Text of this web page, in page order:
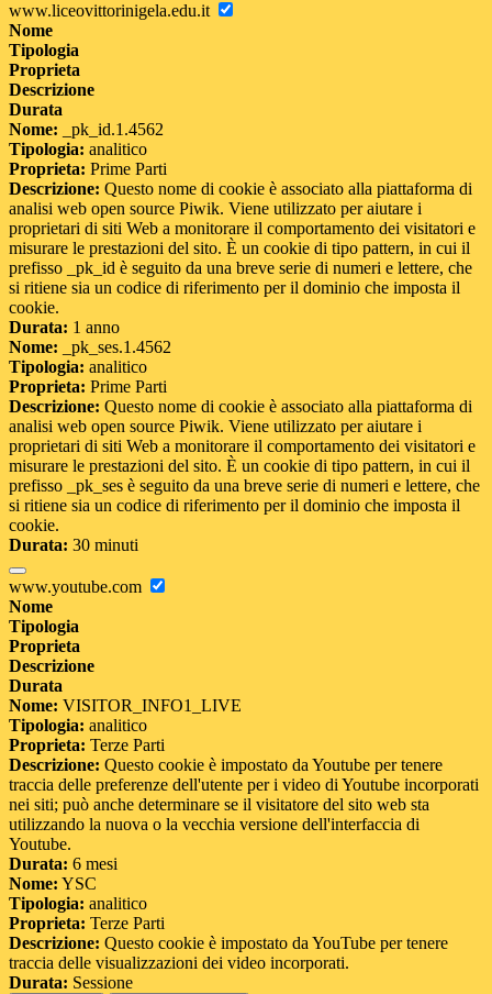
www.liceovittorinigela.edu.it
Nome
Tipologia
Proprieta
Descrizione
Durata
Nome: _pk_id.1.4562
Tipologia: analitico
Proprieta: Prime Parti
Descrizione: Questo nome di cookie è associato alla piattaforma di
analisi web open source Piwik. Viene utilizzato per aiutare i
proprietari di siti Web a monitorare il comportamento dei visitatori e
misurare le prestazioni del sito. È un cookie di tipo pattern, in cui il
prefisso _pk_id è seguito da una breve serie di numeri e lettere, che
si ritiene sia un codice di riferimento per il dominio che imposta il
cookie.
Durata: 1 anno
Nome: _pk_ses.1.4562
Tipologia: analitico
Proprieta: Prime Parti
Descrizione: Questo nome di cookie è associato alla piattaforma di
analisi web open source Piwik. Viene utilizzato per aiutare i
proprietari di siti Web a monitorare il comportamento dei visitatori e
misurare le prestazioni del sito. È un cookie di tipo pattern, in cui il
prefisso _pk_ses è seguito da una breve serie di numeri e lettere, che
si ritiene sia un codice di riferimento per il dominio che imposta il
cookie.
Durata: 30 minuti
www.youtube.com
Nome
Tipologia
Proprieta
Descrizione
Durata
Nome: VISITOR_INFO1_LIVE
Tipologia: analitico
Proprieta: Terze Parti
Descrizione: Questo cookie è impostato da Youtube per tenere
traccia delle preferenze dell'utente per i video di Youtube incorporati
nei siti; può anche determinare se il visitatore del sito web sta
utilizzando la nuova o la vecchia versione dell'interfaccia di
Youtube.
Durata: 6 mesi
Nome: YSC
Tipologia: analitico
Proprieta: Terze Parti
Descrizione: Questo cookie è impostato da YouTube per tenere
traccia delle visualizzazioni dei video incorporati.
Durata: Sessione